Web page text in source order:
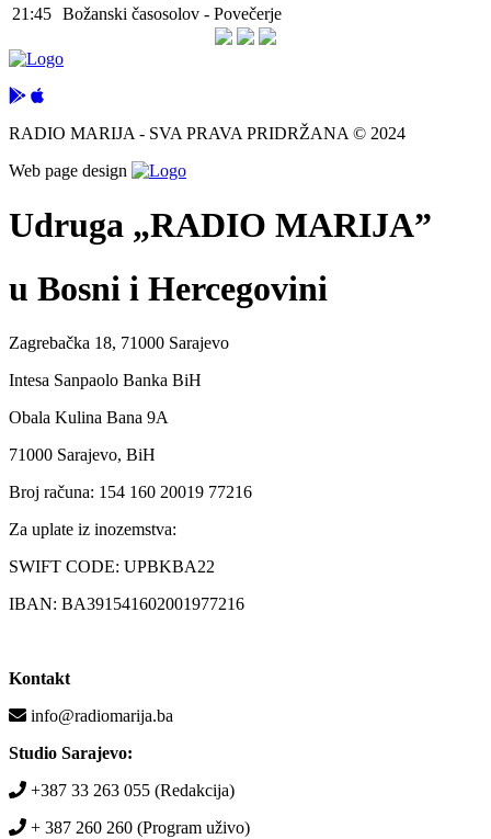
21:45 Božanski časosolov - Povečerje
RADIO MARIJA - SVA PRAVA PRIDRŽANA © 2024
Web page design
Udruga „RADIO MARIJA”
u Bosni i Hercegovini
Zagrebačka 18, 71000 Sarajevo
Intesa Sanpaolo Banka BiH
Obala Kulina Bana 9A
71000 Sarajevo, BiH
Broj računa: 154 160 20019 77216
Za uplate iz inozemstva:
SWIFT CODE: UPBKBA22
IBAN: BA391541602001977216
Kontakt
info@radiomarija.ba
Studio Sarajevo:
+387 33 263 055 (Redakcija)
+ 387 260 260 (Program uživo)